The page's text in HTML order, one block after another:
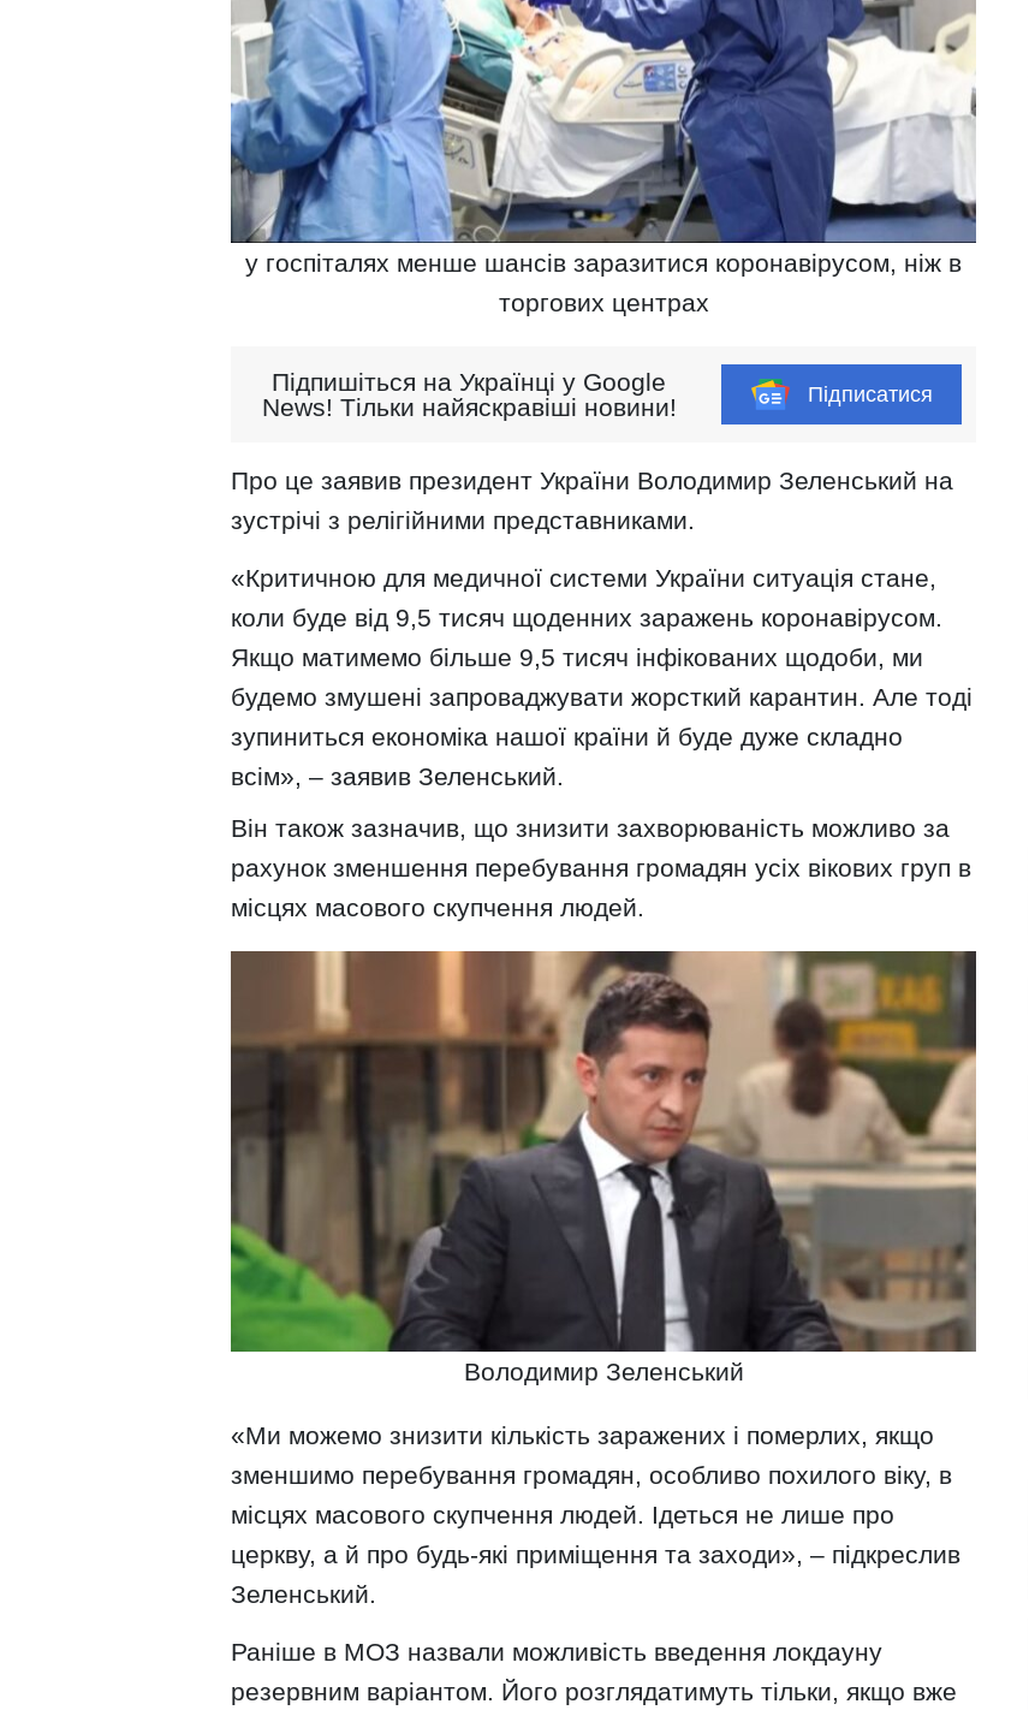
у госпіталях менше шансів заразитися коронавірусом, ніж в
торгових центрах
Підпишіться на Українці у Google
News! Тільки найяскравіші новини!
Підписатися
Про це заявив президент України Володимир Зеленський на
зустрічі з релігійними представниками.
«Критичною для медичної системи України ситуація стане,
коли буде від 9,5 тисяч щоденних заражень коронавірусом.
Якщо матимемо більше 9,5 тисяч інфікованих щодоби, ми
будемо змушені запроваджувати жорсткий карантин. Але тоді
зупиниться економіка нашої країни й буде дуже складно
всім», – заявив Зеленський.
Він також зазначив, що знизити захворюваність можливо за
рахунок зменшення перебування громадян усіх вікових груп в
місцях масового скупчення людей.
Володимир Зеленський
«Ми можемо знизити кількість заражених і померлих, якщо
зменшимо перебування громадян, особливо похилого віку, в
місцях масового скупчення людей. Ідеться не лише про
церкву, а й про будь-які приміщення та заходи», – підкреслив
Зеленський.
Раніше в МОЗ назвали можливість введення локдауну
резервним варіантом. Його розглядатимуть тільки, якщо вже